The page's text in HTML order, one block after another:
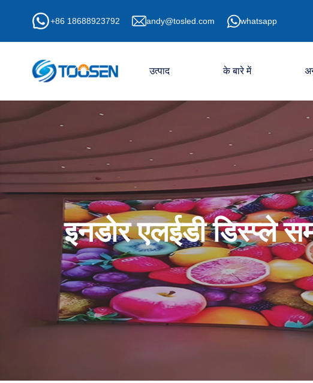
+86 18688923792 andy@tosled.com whatsapp
उत्पाद के बारे में
इनडोर एलईडी डिस्प्ले